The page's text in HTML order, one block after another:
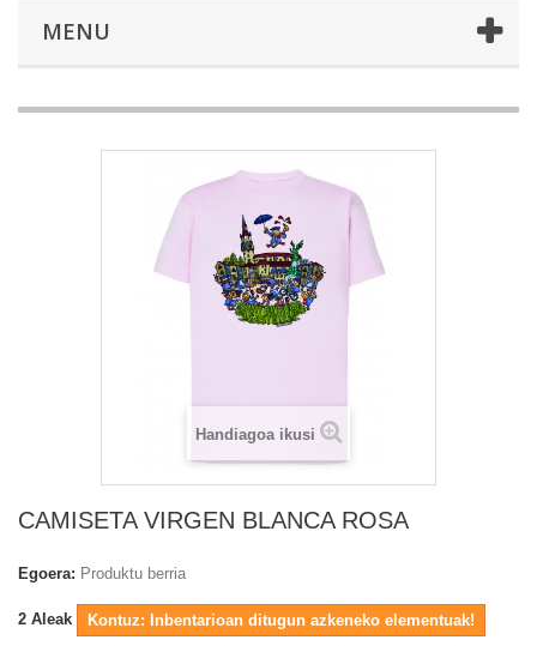
MENU
Handiagoa ikusi
CAMISETA VIRGEN BLANCA ROSA
Egoera: Produktu berria
2 Aleak Kontuz: Inbentarioan ditugun azkeneko elementuak!